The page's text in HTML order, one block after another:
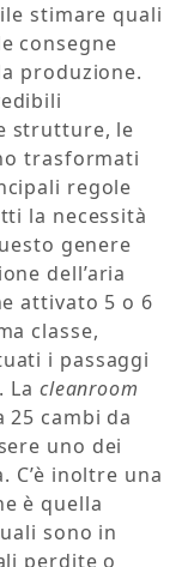
stimare quali
consegne
produzione.
strutture, le
trasformati
regole
la necessità
genere
dell’aria
attivato 5 o 6
classe,
i passaggi
La cleanroom
25 cambi da
uno dei
C’è inoltre una
è quella
sono in
perdite o